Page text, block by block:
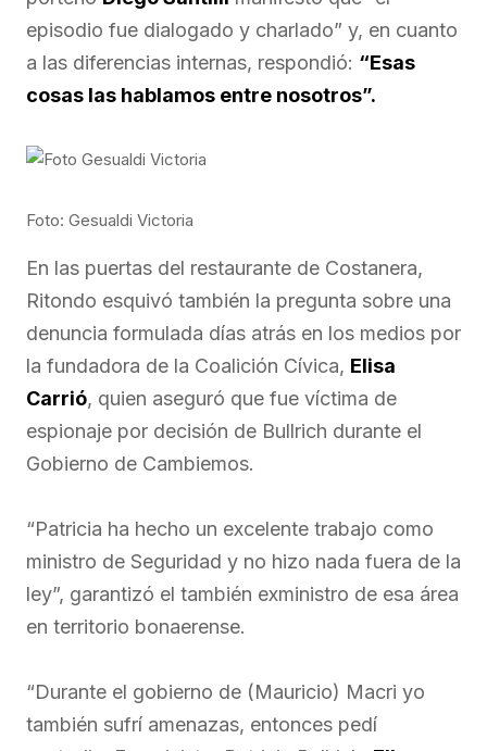
episodio fue dialogado y charlado” y, en cuanto
a las diferencias internas, respondió: “Esas
cosas las hablamos entre nosotros”.
Foto: Gesualdi Victoria
En las puertas del restaurante de Costanera,
Ritondo esquivó también la pregunta sobre una
denuncia formulada días atrás en los medios por
la fundadora de la Coalición Cívica, Elisa
Carrió, quien aseguró que fue víctima de
espionaje por decisión de Bullrich durante el
Gobierno de Cambiemos.
“Patricia ha hecho un excelente trabajo como
ministro de Seguridad y no hizo nada fuera de la
ley”, garantizó el también exministro de esa área
en territorio bonaerense.
“Durante el gobierno de (Mauricio) Macri yo
también sufrí amenazas, entonces pedí